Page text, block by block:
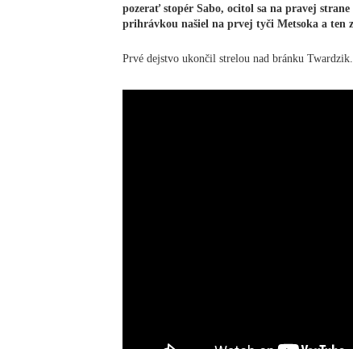
pozerať stopér Sabo, ocitol sa na pravej
prihrávkou našiel na prvej tyči Metsoka a ten
Prvé dejstvo ukončil strelou nad bránku Twardzik.